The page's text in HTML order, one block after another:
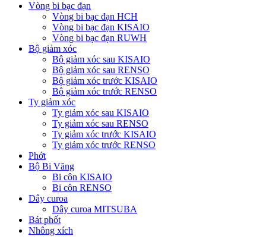
Vòng bi bạc đạn
Vòng bi bạc đạn HCH
Vòng bi bạc đạn KISAIO
Vòng bi bạc đạn RUWH
Bộ giảm xóc
Bộ giảm xóc sau KISAIO
Bộ giảm xóc sau RENSO
Bộ giảm xóc trước KISAIO
Bộ giảm xóc trước RENSO
Ty giảm xóc
Ty giảm xóc sau KISAIO
Ty giảm xóc sau RENSO
Ty giảm xóc trước KISAIO
Ty giảm xóc trước RENSO
Phớt
Bộ Bi Văng
Bi côn KISAIO
Bi côn RENSO
Dây curoa
Dây curoa MITSUBA
Bát phốt
Nhông xích